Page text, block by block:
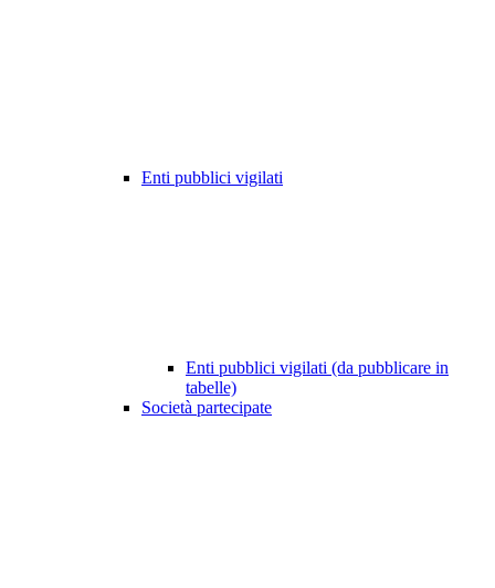
Enti pubblici vigilati
Enti pubblici vigilati (da pubblicare in
tabelle)
Società partecipate